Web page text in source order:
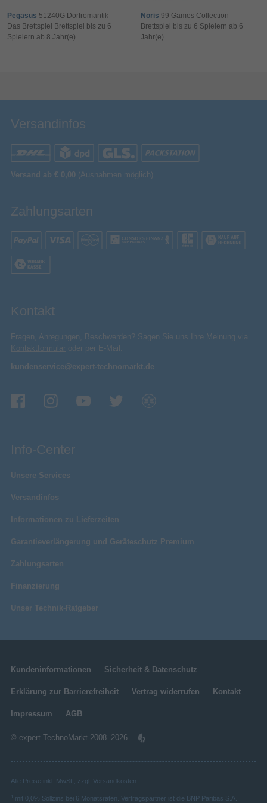
Pegasus 51240G Dorfromantik -
Das Brettspiel Brettspiel bis zu 6
Spielern ab 8 Jahr(e)
Noris 99 Games Collection
Brettspiel bis zu 6 Spielern ab 6
Jahr(e)
Versandinfos
Versand ab € 0,00 (Ausnahmen möglich)
Zahlungsarten
Kontakt
Fragen, Anregungen, Beschwerden? Sagen Sie uns Ihre Meinung via
Kontaktformular oder per E-Mail:
kundenservice@expert-technomarkt.de
Info-Center
Unsere Services
Versandinfos
Informationen zu Lieferzeiten
Garantieverlängerung und Geräteschutz Premium
Zahlungsarten
Finanzierung
Unser Technik-Ratgeber
Kundeninformationen Sicherheit & Datenschutz
Erklärung zur Barrierefreiheit Vertrag widerrufen Kontakt
Impressum AGB
© expert TechnoMarkt 2008–2026
Alle Preise inkl. MwSt., zzgl. Versandkosten
mit 0,0% Sollzins bei 6 Monatsraten. Vertragspartner ist die BNP Paribas S.A.